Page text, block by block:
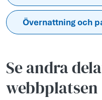
Övernattning och
Se andra
webbplatsen